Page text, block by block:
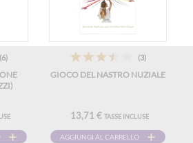
(6) (3)
GIOCO DEL NASTRO NUZIALE
13,71 € TASSE INCLUSE
AGGIUNGI AL CARRELLO